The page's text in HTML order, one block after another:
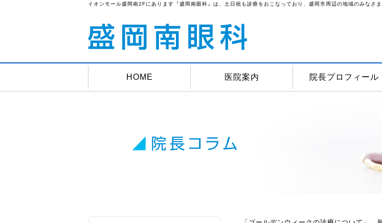
イオンモール盛岡南2Fにあります『盛岡南眼科』は、土日祝も診療をおこなっており、盛岡市周辺の地域のみなさ
HOME 医院案内 院長プロフィール